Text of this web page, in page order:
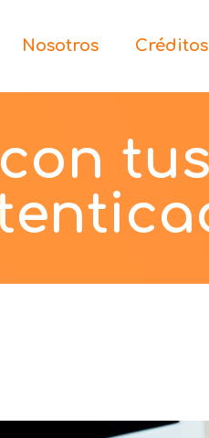
Nosotros Créditos
con